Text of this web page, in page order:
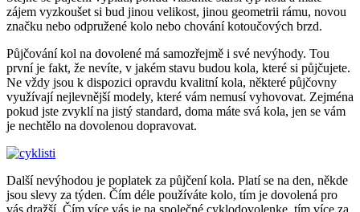
zájem vyzkoušet si bud jinou velikost, jinou geometrii rámu, novou
značku nebo odpružené kolo nebo chování kotoučových brzd.
Půjčování kol na dovolené má samozřejmě i své nevýhody. Tou
první je fakt, že nevíte, v jakém stavu budou kola, které si půjčujete.
Ne vždy jsou k dispozici opravdu kvalitní kola, některé půjčovny
využívají nejlevnější modely, které vám nemusí vyhovovat. Zejména
pokud jste zvyklí na jistý standard, doma máte svá kola, jen se vám
je nechtělo na dovolenou dopravovat.
Další nevýhodou je poplatek za půjčení kola. Platí se na den, někde
jsou slevy za týden. Čím déle používáte kolo, tím je dovolená pro
vás dražší. Čím více vás je na společné cyklodovolenke, tím více za